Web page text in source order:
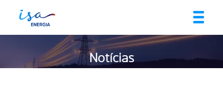
Notícias